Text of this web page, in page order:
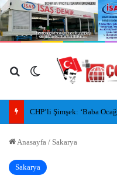
Arama yap ...
Dış görünümü
Anasayfa / Sakarya
Sakarya